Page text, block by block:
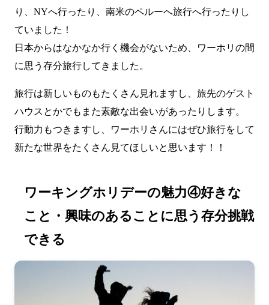
り、NYへ行ったり、南米のペルーへ旅行へ行ったりし
ていました！
日本からはなかなか行く機会がないため、ワーホリの間
に思う存分旅行してきました。
旅行は新しいものもたくさん見れますし、旅先のゲスト
ハウスとかでもまた素敵な出会いがあったりします。
行動力もつきますし、ワーホリさんにはぜひ旅行をして
新たな世界をたくさん見てほしいと思います！！
ワーキングホリデーの魅力④好きな
こと・興味のあることに思う存分挑戦
できる